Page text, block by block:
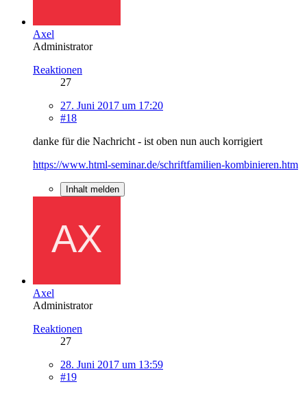
Axel
Administrator
Reaktionen
27
27. Juni 2017 um 17:20
#18
danke für die Nachricht - ist oben nun auch korrigiert
https://www.html-seminar.de/schriftfamilien-kombinieren.htm
Inhalt melden
Axel
Administrator
Reaktionen
27
28. Juni 2017 um 13:59
#19